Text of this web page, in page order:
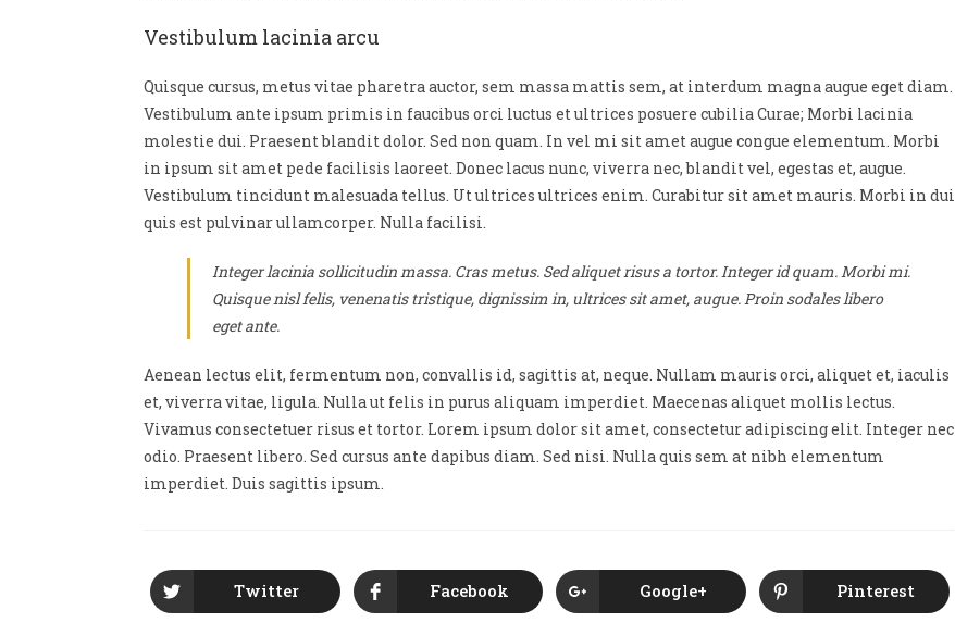
Vestibulum lacinia arcu
Quisque cursus, metus vitae pharetra auctor, sem massa mattis sem, at interdum magna augue eget diam.
Vestibulum ante ipsum primis in faucibus orci luctus et ultrices posuere cubilia Curae; Morbi lacinia
molestie dui. Praesent blandit dolor. Sed non quam. In vel mi sit amet augue congue elementum. Morbi
in ipsum sit amet pede facilisis laoreet. Donec lacus nunc, viverra nec, blandit vel, egestas et, augue.
Vestibulum tincidunt malesuada tellus. Ut ultrices ultrices enim. Curabitur sit amet mauris. Morbi in dui
quis est pulvinar ullamcorper. Nulla facilisi.
Integer lacinia sollicitudin massa. Cras metus. Sed aliquet risus a tortor. Integer id quam. Morbi mi.
Quisque nisl felis, venenatis tristique, dignissim in, ultrices sit amet, augue. Proin sodales libero
eget ante.
Aenean lectus elit, fermentum non, convallis id, sagittis at, neque. Nullam mauris orci, aliquet et, iaculis
et, viverra vitae, ligula. Nulla ut felis in purus aliquam imperdiet. Maecenas aliquet mollis lectus.
Vivamus consectetuer risus et tortor. Lorem ipsum dolor sit amet, consectetur adipiscing elit. Integer nec
odio. Praesent libero. Sed cursus ante dapibus diam. Sed nisi. Nulla quis sem at nibh elementum
imperdiet. Duis sagittis ipsum.
Twitter Facebook Google+ Pinterest